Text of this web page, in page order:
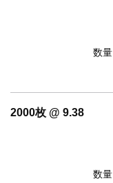
数量
2000枚 @ 9.38
数量